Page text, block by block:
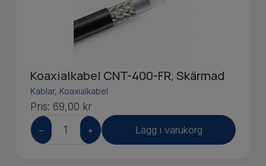
Koaxialkabel CNT-400-FR, Skärmad
Kablar, Koaxialkabel
Pris: 69,00 kr
−
+ Lägg i varukorg